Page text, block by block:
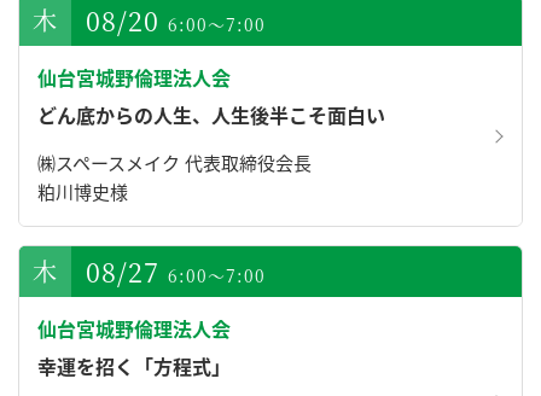
08/20 6:00～7:00
仙台宮城野倫理法人会
どん底からの人生、人生後半こそ面白い
㈱スペースメイク 代表取締役会長
粕川博史様
08/27 6:00～7:00
仙台宮城野倫理法人会
幸運を招く「方程式」